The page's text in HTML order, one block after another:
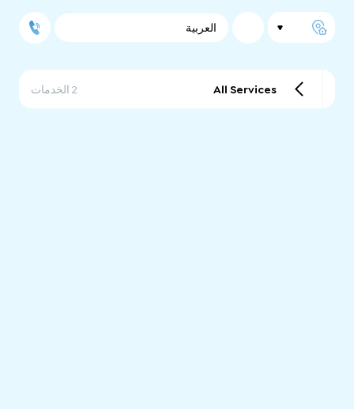
العربية
All Services 2 الخدمات